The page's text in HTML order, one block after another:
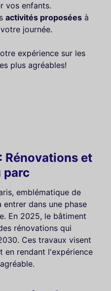
vos enfants.
activités proposées à
journée.
expérience sur les
plus agréables!
Rénovations et
parc
emblématique de
dans une phase
En 2025, le bâtiment
rénovations qui
Ces travaux visent
en rendant l'expérience